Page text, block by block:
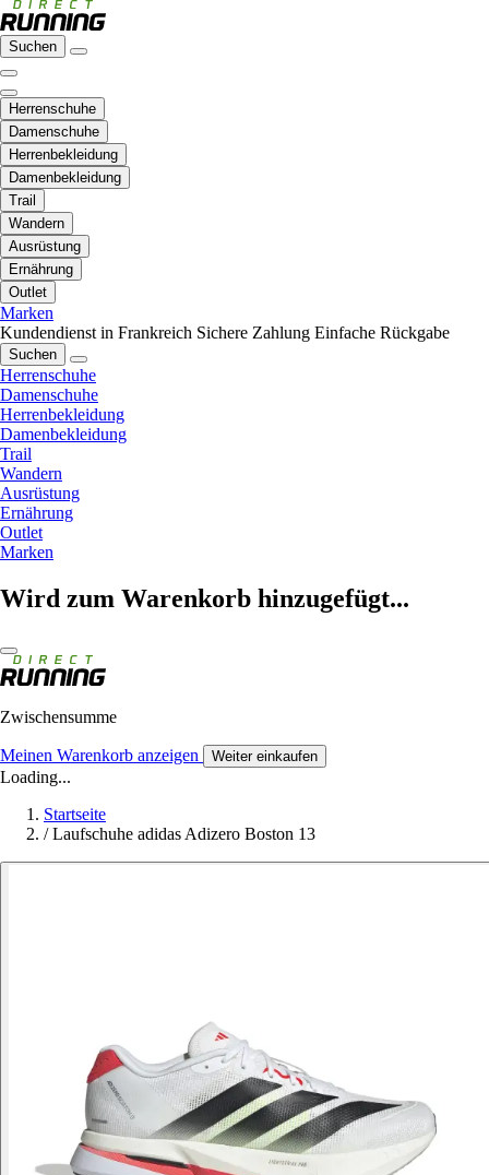
Suchen
Herrenschuhe
Damenschuhe
Herrenbekleidung
Damenbekleidung
Trail
Wandern
Ausrüstung
Ernährung
Outlet
Marken
Kundendienst in Frankreich Sichere Zahlung Einfache Rückgabe
Suchen
Herrenschuhe
Damenschuhe
Herrenbekleidung
Damenbekleidung
Trail
Wandern
Ausrüstung
Ernährung
Outlet
Marken
Wird zum Warenkorb hinzugefügt...
Zwischensumme
Meinen Warenkorb anzeigen Weiter einkaufen
Loading...
Startseite
/ Laufschuhe adidas Adizero Boston 13